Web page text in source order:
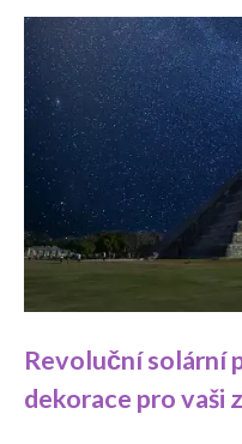
Revoluční solární
dekorace pro vaši